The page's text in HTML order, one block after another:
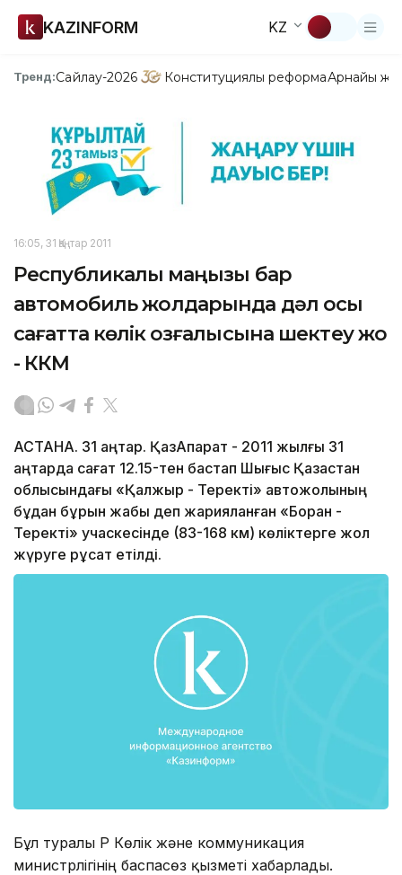
KAZINFORM KZ
Тренд:Сайлау-2026 Конституциялық реформаАрнайы
16:05, 31 Қаңтар 2011
Республикалық маңызы бар
автомобиль жолдарында дәл осы
сағатта көлік қозғалысына шектеу жоқ
- ККМ
АСТАНА. 31 қаңтар. ҚазАқпарат - 2011 жылғы 31
қаңтарда сағат 12.15-тен бастап Шығыс Қазақстан
облысындағы «Қалжыр - Теректі» автожолының
бұдан бұрын жабық деп жарияланған «Боран -
Теректі» учаскесінде (83-168 км) көліктерге жол
жүруге рұқсат етілді.
Бұл туралы ҚР Көлік және коммуникация
министрлігінің баспасөз қызметі хабарлады.